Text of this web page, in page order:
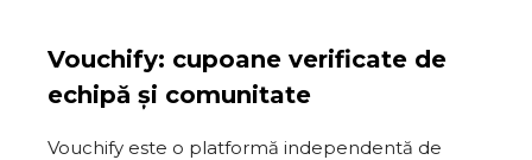
Vouchify: cupoane verificate de
echipă și comunitate
Vouchify este o platformă independentă de